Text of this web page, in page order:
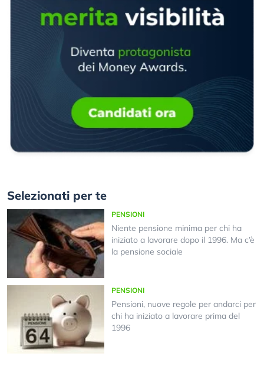
Selezionati per te
PENSIONI
Niente pensione minima per chi ha
iniziato a lavorare dopo il 1996. Ma c’è
la pensione sociale
PENSIONI
Pensioni, nuove regole per andarci per
chi ha iniziato a lavorare prima del
1996